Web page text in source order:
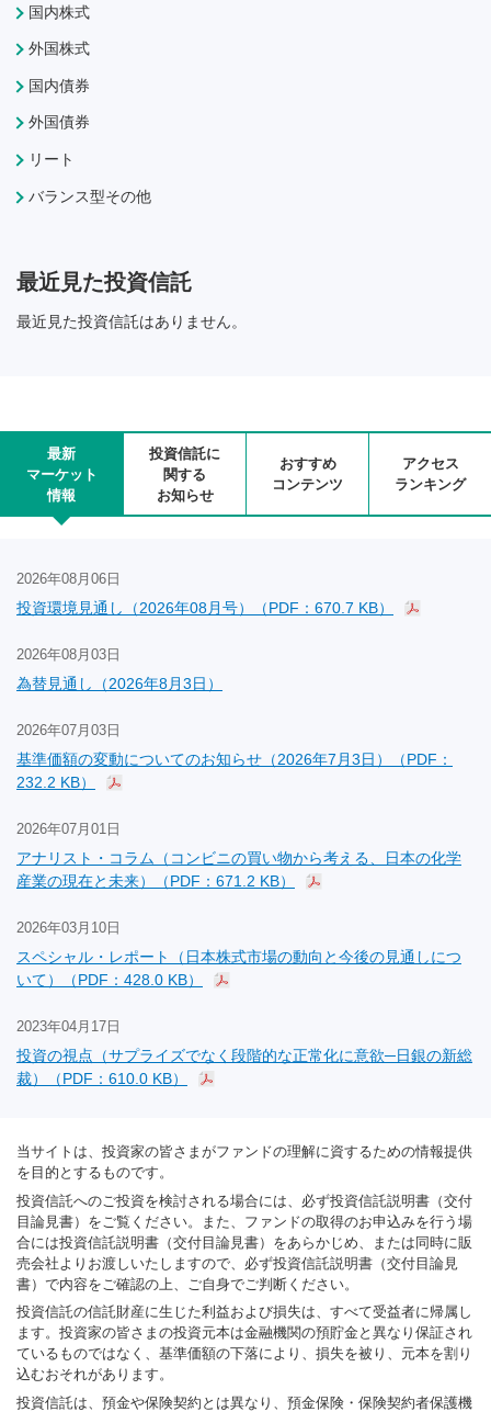
国内株式
外国株式
国内債券
外国債券
リート
バランス型その他
最近見た投資信託
最近見た投資信託はありません。
最新
マーケット
情報
投資信託に
関する
お知らせ
おすすめ
コンテンツ
アクセス
ランキング
2026年08月06日
投資環境見通し（2026年08月号）（PDF：670.7 KB）
2026年08月03日
為替見通し（2026年8月3日）
2026年07月03日
基準価額の変動についてのお知らせ（2026年7月3日）（PDF：
232.2 KB）
2026年07月01日
アナリスト・コラム（コンビニの買い物から考える、日本の化学
産業の現在と未来）（PDF：671.2 KB）
2026年03月10日
スペシャル・レポート（日本株式市場の動向と今後の見通しにつ
いて）（PDF：428.0 KB）
2023年04月17日
投資の視点（サプライズでなく段階的な正常化に意欲─日銀の新総
裁）（PDF：610.0 KB）
当サイトは、投資家の皆さまがファンドの理解に資するための情報提供
を目的とするものです。
投資信託へのご投資を検討される場合には、必ず投資信託説明書（交付
目論見書）をご覧ください。また、ファンドの取得のお申込みを行う場
合には投資信託説明書（交付目論見書）をあらかじめ、または同時に販
売会社よりお渡しいたしますので、必ず投資信託説明書（交付目論見
書）で内容をご確認の上、ご自身でご判断ください。
投資信託の信託財産に生じた利益および損失は、すべて受益者に帰属し
ます。投資家の皆さまの投資元本は金融機関の預貯金と異なり保証され
ているものではなく、基準価額の下落により、損失を被り、元本を割り
込むおそれがあります。
投資信託は、預金や保険契約とは異なり、預金保険・保険契約者保護機